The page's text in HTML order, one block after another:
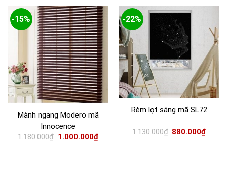
-15%
Mành ngang Modero mã
Innocence
1.180.000₫ 1.000.000₫
-22%
Rèm lọt sáng mã SL72
1.130.000₫ 880.000₫